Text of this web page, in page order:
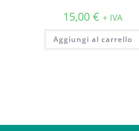
15,00 € + IVA
Aggiungi al carrello